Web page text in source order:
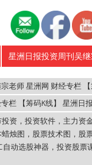
星洲日报投资周刊吴
老师 星洲网 财经专栏 【
栏 【筹码K线】 星洲日
资，投资软件，主力资
烛图，股票技术图，股
自动选股神器，投资股票